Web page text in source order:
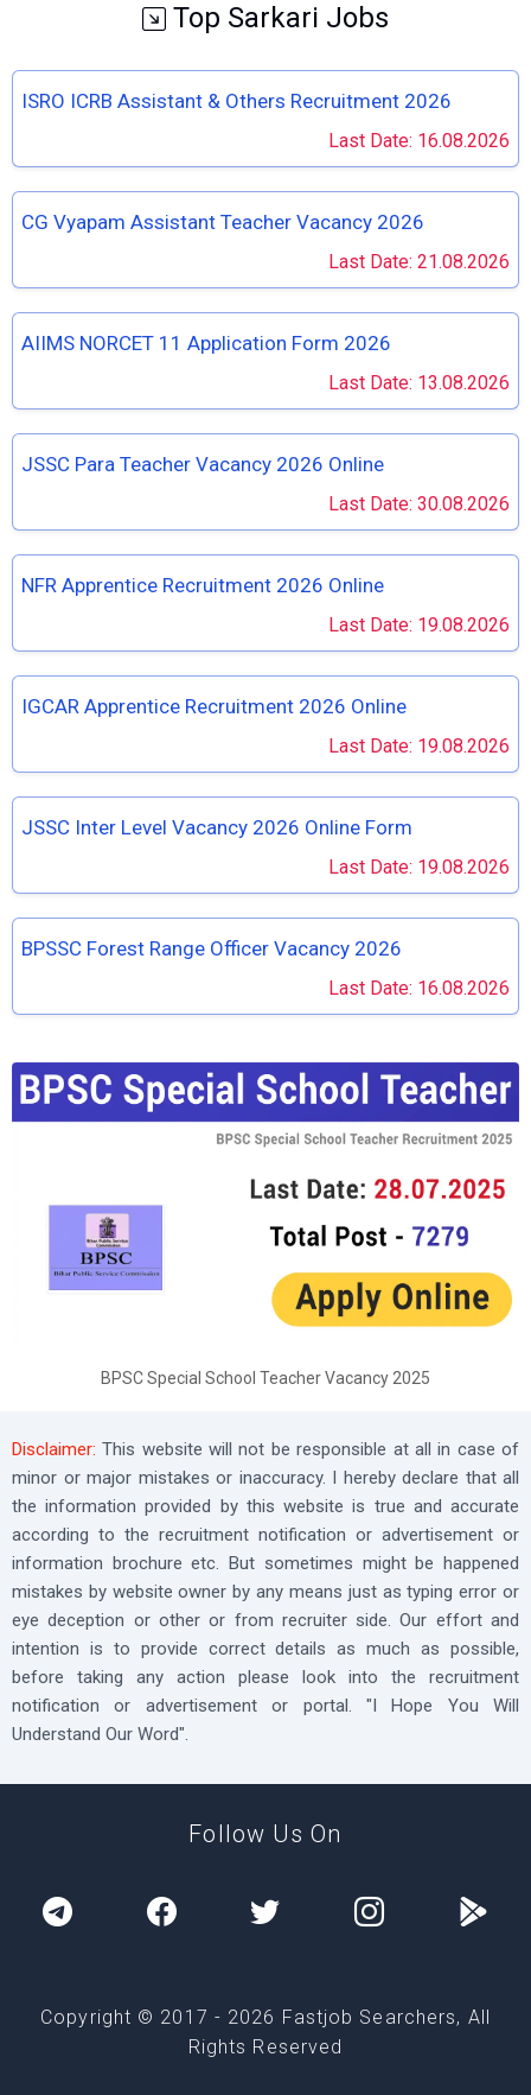
Top Sarkari Jobs
ISRO ICRB Assistant & Others Recruitment 2026
Last Date: 16.08.2026
CG Vyapam Assistant Teacher Vacancy 2026
Last Date: 21.08.2026
AIIMS NORCET 11 Application Form 2026
Last Date: 13.08.2026
JSSC Para Teacher Vacancy 2026 Online
Last Date: 30.08.2026
NFR Apprentice Recruitment 2026 Online
Last Date: 19.08.2026
IGCAR Apprentice Recruitment 2026 Online
Last Date: 19.08.2026
JSSC Inter Level Vacancy 2026 Online Form
Last Date: 19.08.2026
BPSSC Forest Range Officer Vacancy 2026
Last Date: 16.08.2026
BPSC Special School Teacher Vacancy 2025
Disclaimer: This website will not be responsible at all in case of
minor or major mistakes or inaccuracy. I hereby declare that all
the information provided by this website is true and accurate
according to the recruitment notification or advertisement or
information brochure etc. But sometimes might be happened
mistakes by website owner by any means just as typing error or
eye deception or other or from recruiter side. Our effort and
intention is to provide correct details as much as possible,
before taking any action please look into the recruitment
notification or advertisement or portal. "I Hope You Will
Understand Our Word".
Follow Us On
Copyright © 2017 - 2026 Fastjob Searchers, All
Rights Reserved